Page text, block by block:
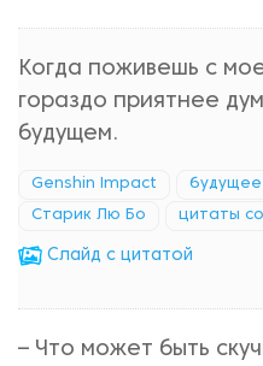
Когда поживешь с
гораздо приятнее
будущем.
Genshin Impact будущее
Старик Лю Бо цитаты
Cлайд с цитатой
– Что может быть